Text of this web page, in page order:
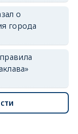
о
города